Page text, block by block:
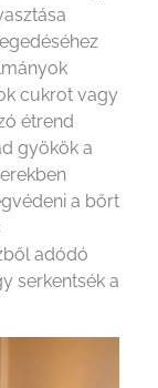
cukrot vagy
étrend
gyökök a
a bőrt
adódó
serkentsék a